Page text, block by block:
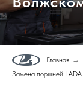
Главная →
Замена поршней LADA